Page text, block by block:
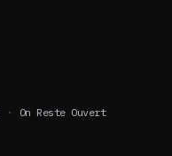
On Reste Ouvert